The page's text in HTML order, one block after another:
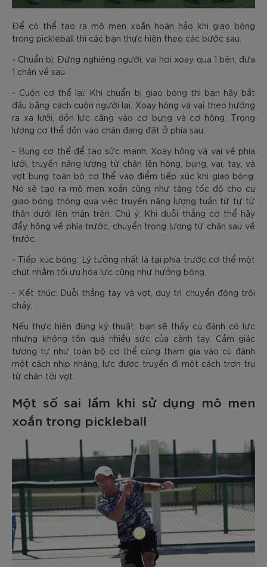
Để có thể tạo ra mô men xoắn hoàn hảo khi giao bóng
trong pickleball thì các bạn thực hiện theo các bước sau.
- Chuẩn bị: Đứng nghiêng người, vai hơi xoay qua 1 bên, đưa
1 chân về sau.
- Cuộn cơ thể lại: Khi chuẩn bị giao bóng thì bạn hãy bắt
đầu bằng cách cuộn người lại. Xoay hông và vai theo hướng
ra xa lưới, dồn lực căng vào cơ bụng và cơ hông. Trọng
lượng cơ thể dồn vào chân đang đặt ở phía sau.
- Bung cơ thể để tạo sức mạnh: Xoay hông và vai về phía
lưới, truyền năng lượng từ chân lên hông, bụng, vai, tay, và
vợt bung toàn bộ cơ thể vào điểm tiếp xúc khi giao bóng.
Nó sẽ tạo ra mô men xoắn cũng như tăng tốc độ cho cú
giao bóng thông qua việc truyền năng lượng tuần từ tự từ
thân dưới lên thân trên. Chú ý: Khi duỗi thẳng cơ thể hãy
đẩy hông về phía trước, chuyển trọng lượng từ chân sau về
trước.
- Tiếp xúc bóng: Lý tưởng nhất là tại phía trước cơ thể một
chút nhằm tối ưu hóa lực cũng như hướng bóng.
- Kết thúc: Duỗi thẳng tay và vợt, duy trì chuyển động trôi
chảy.
Nếu thực hiện đúng kỹ thuật, bạn sẽ thấy cú đánh có lực
nhưng không tốn quá nhiều sức của cánh tay. Cảm giác
tương tự như toàn bộ cơ thể cùng tham gia vào cú đánh
một cách nhịp nhàng, lực được truyền đi một cách trơn tru
từ chân tới vợt.
Một số sai lầm khi sử dụng mô men
xoắn trong pickleball